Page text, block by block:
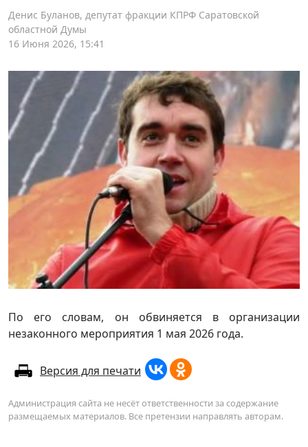
Денис Буланов, депутат фракции КПРФ Саратовской
областной Думы
16 Июня 2026, 15:41
По его словам, он обвиняется в организации
незаконного мероприятия 1 мая 2026 года.
Версия для печати
Администрация сайта не несёт ответственности за содержание
размещаемых материалов. Все претензии направлять авторам.